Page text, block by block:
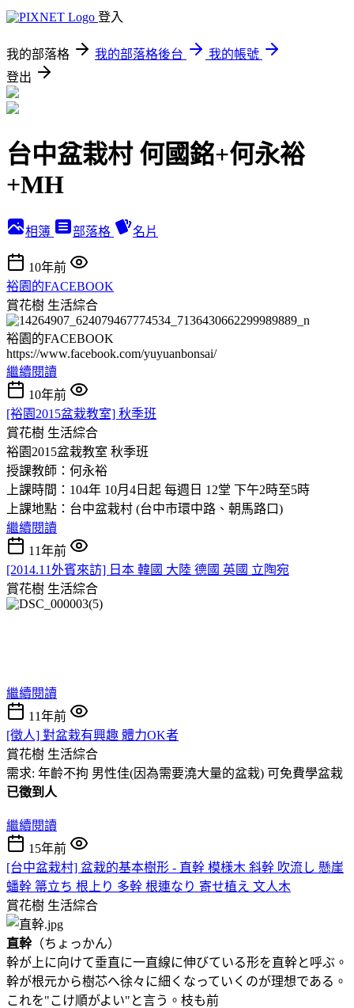
登入
我的部落格 我的部落格後台
我的帳號
登出
台中盆栽村 何國銘+何永裕
+MH
相簿 部落格 名片
10年前
裕園的FACEBOOK
賞花樹 生活綜合
裕園的FACEBOOK
https://www.facebook.com/yuyuanbonsai/
繼續閱讀
10年前
[裕園2015盆栽教室] 秋季班
賞花樹 生活綜合
裕園2015盆栽教室 秋季班
授課教師：何永裕
上課時間：104年 10月4日起 每週日 12堂 下午2時至5時
上課地點：台中盆栽村 (台中市環中路、朝馬路口)
繼續閱讀
11年前
[2014.11外賓來訪] 日本 韓國 大陸 德國 英國 立陶宛
賞花樹 生活綜合
繼續閱讀
11年前
[徵人] 對盆栽有興趣 體力OK者
賞花樹 生活綜合
需求: 年齡不拘 男性佳(因為需要澆大量的盆栽) 可免費學盆栽
已徵到人
繼續閱讀
15年前
[台中盆栽村] 盆栽的基本樹形 - 直幹 模様木 斜幹 吹流し 懸崖
蟠幹 箒立ち 根上り 多幹 根連なり 寄せ植え 文人木
賞花樹 生活綜合
直幹（ちょっかん）
幹が上に向けて垂直に一直線に伸びている形を直幹と呼ぶ。
幹が根元から樹芯へ徐々に細くなっていくのが理想である。
これを"こけ順がよい"と言う。枝も前